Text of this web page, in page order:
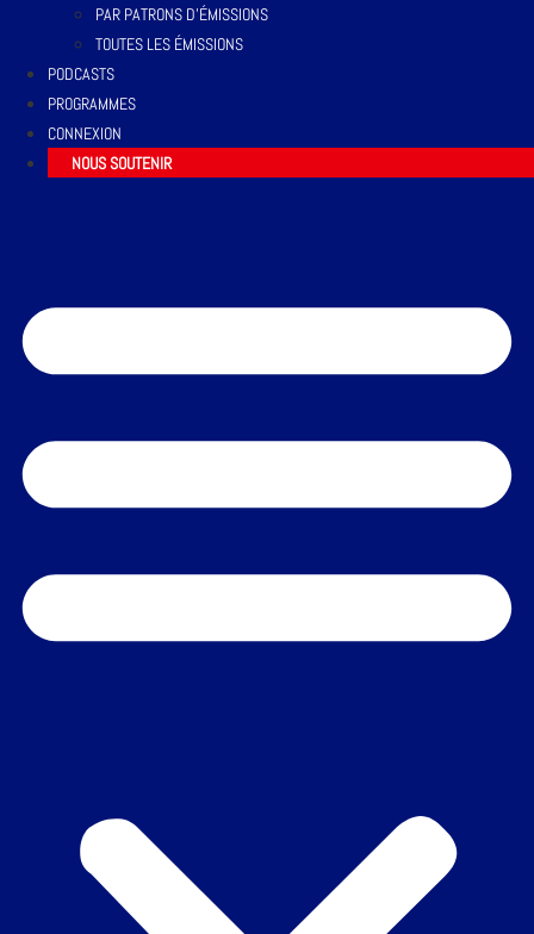
PAR PATRONS D’ÉMISSIONS
TOUTES LES ÉMISSIONS
PODCASTS
PROGRAMMES
CONNEXION
NOUS SOUTENIR